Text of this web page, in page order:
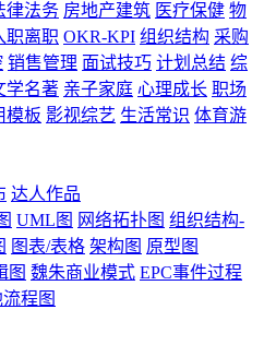
律法务 房地产建筑 医疗保健 物
职离职 OKR-KPI 组织结构 采购
销售管理 面试技巧 计划总结 综
学名著 亲子家庭 心理成长 职场
模板 影视综艺 生活常识 体育游
达人作品
UML图 网络拓扑图 组织结构-
图表/表格 架构图 原型图
图 魏朱商业模式 EPC事件过程
程图